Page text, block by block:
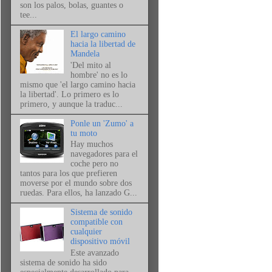
son los palos, bolas, guantes o
tee...
El largo camino
hacia la libertad de
Mandela
'Del mito al
hombre' no es lo
mismo que 'el largo camino hacia
la libertad'. Lo primero es lo
primero, y aunque la traduc...
Ponle un 'Zumo' a
tu moto
Hay muchos
navegadores para el
coche pero no
tantos para los que prefieren
moverse por el mundo sobre dos
ruedas. Para ellos, ha lanzado G...
Sistema de sonido
compatible con
cualquier
dispositivo móvil
Este avanzado
sistema de sonido ha sido